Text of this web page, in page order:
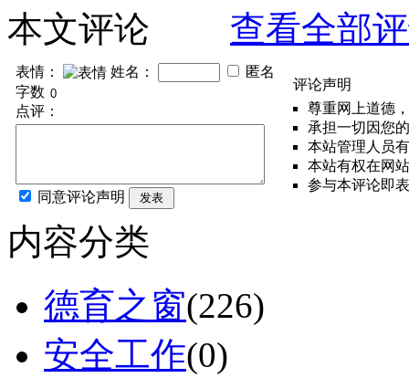
本文评论
查看全部
表情： 姓名：
匿名
字数
点评：
同意评论声明 发表
评论声明
尊重网上道德
承担一切因您
本站管理人员
本站有权在网
参与本评论即
内容分类
德育之窗(226)
安全工作(0)